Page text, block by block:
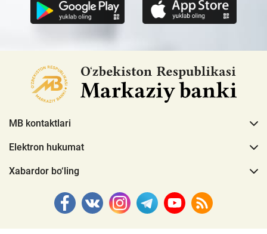
MB kontaktlari
Elektron hukumat
Xabardor bo‘ling